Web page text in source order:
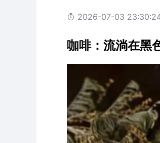
2026-07-03
咖啡：流淌在黑